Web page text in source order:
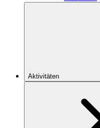
Aktivitäten